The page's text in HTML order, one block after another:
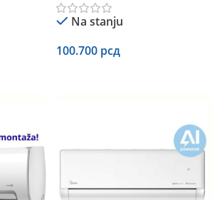
Na stanju
100.700 рсд